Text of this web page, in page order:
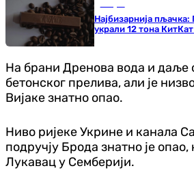
Најбизарнија
украли 12 тона
На брани Дренова вода и даље
бетонског прелива, али је
Вијаке знатно опао.
Ниво ријеке Укрине и канала
подручју Брода знатно је опао,
Лукавац у Семберији.